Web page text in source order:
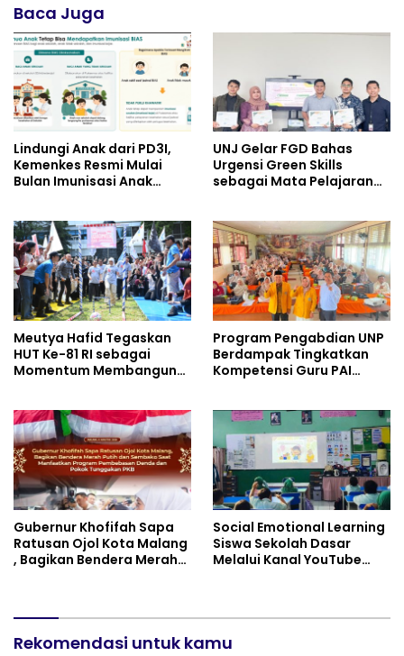
Baca Juga
Lindungi Anak dari PD3I,
Kemenkes Resmi Mulai
Bulan Imunisasi Anak
UNJ Gelar FGD Bahas
Urgensi Green Skills
sebagai Mata Pelajaran
Perhotelan, dan UPW
Meutya Hafid Tegaskan
HUT Ke-81 RI sebagai
Momentum Membangun
Program Pengabdian UNP
Berdampak Tingkatkan
Kompetensi Guru PAI
Gubernur Khofifah Sapa
Ratusan Ojol Kota Malang
, Bagikan Bendera Merah
Pokok Tunggakan PKB
Social Emotional Learning
Siswa Sekolah Dasar
Melalui Kanal YouTube
Rekomendasi untuk kamu